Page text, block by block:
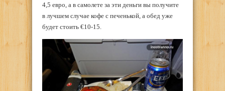
4,5 евро, а в самолете за эти деньги вы получите
в лучшем случае кофе с печенькой, а обед уже
будет стоить €​10-15.